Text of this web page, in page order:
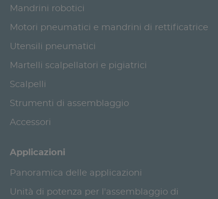
Mandrini robotici
Motori pneumatici e mandrini di rettificatrice
Utensili pneumatici
Martelli scalpellatori e pigiatrici
Scalpelli
Strumenti di assemblaggio
Accessori
Applicazioni
Panoramica delle applicazioni
Unità di potenza per l'assemblaggio di